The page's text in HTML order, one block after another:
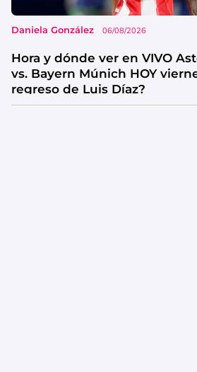
Daniela González 06/08/2026
Hora y dónde ver en VIVO
vs. Bayern Múnich HOY
regreso de Luis Díaz?